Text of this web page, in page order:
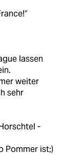
lassen
weiter
sehr
-
Pommer ist;)